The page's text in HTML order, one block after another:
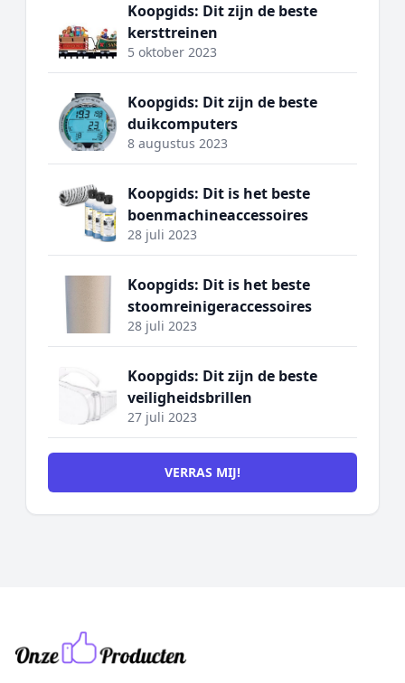
Koopgids: Dit zijn de beste
kersttreinen
5 oktober 2023
Koopgids: Dit zijn de beste
duikcomputers
8 augustus 2023
Koopgids: Dit is het beste
boenmachineaccessoires
28 juli 2023
Koopgids: Dit is het beste
stoomreinigeraccessoires
28 juli 2023
Koopgids: Dit zijn de beste
veiligheidsbrillen
27 juli 2023
VERRAS MIJ!